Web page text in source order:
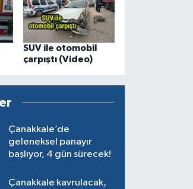
SUV ile otomobil
çarpıştı (Video)
Çanakkale’de
geleneksel panayır
başlıyor, 4 gün sürecek!
Çanakkale kavrulacak,